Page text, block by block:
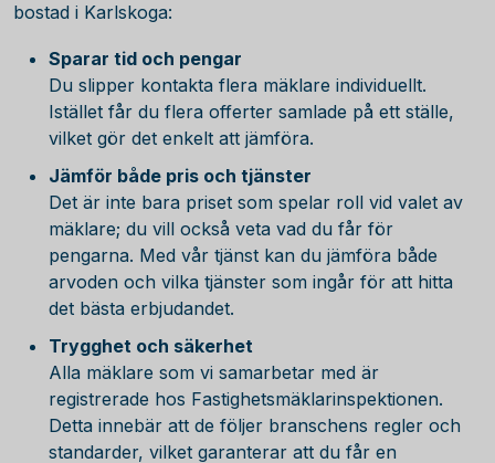
bostad i Karlskoga:
Sparar tid och pengar
Du slipper kontakta flera mäklare individuellt.
Istället får du flera offerter samlade på ett ställe,
vilket gör det enkelt att jämföra.
Jämför både pris och tjänster
Det är inte bara priset som spelar roll vid valet av
mäklare; du vill också veta vad du får för
pengarna. Med vår tjänst kan du jämföra både
arvoden och vilka tjänster som ingår för att hitta
det bästa erbjudandet.
Trygghet och säkerhet
Alla mäklare som vi samarbetar med är
registrerade hos Fastighetsmäklarinspektionen.
Detta innebär att de följer branschens regler och
standarder, vilket garanterar att du får en